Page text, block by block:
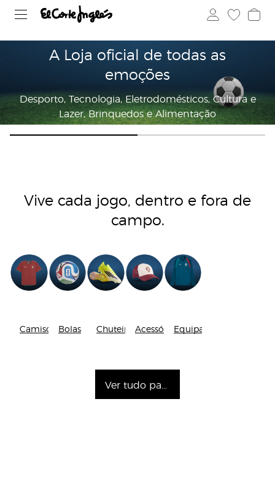
A Loja oficial de todas as
emoções
Desporto, Tecnologia, Eletrodomésticos, Cultura e
Lazer, Brinquedos e Alimentação
Vive cada jogo, dentro e fora de
campo.
CamisolasBolas ChuteirasAcessóriosEquipamentos